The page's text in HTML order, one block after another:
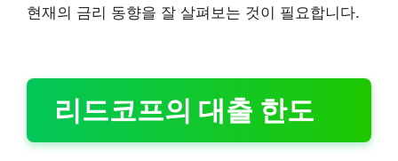
현재의 금리 동향을 잘 살펴보는 것이 필요합니다.
리드코프의 대출 한도